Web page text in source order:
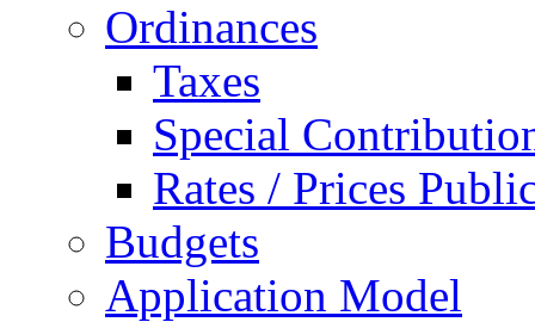
Ordinances
Taxes
Special
Rates / Prices
Budgets
Application Model